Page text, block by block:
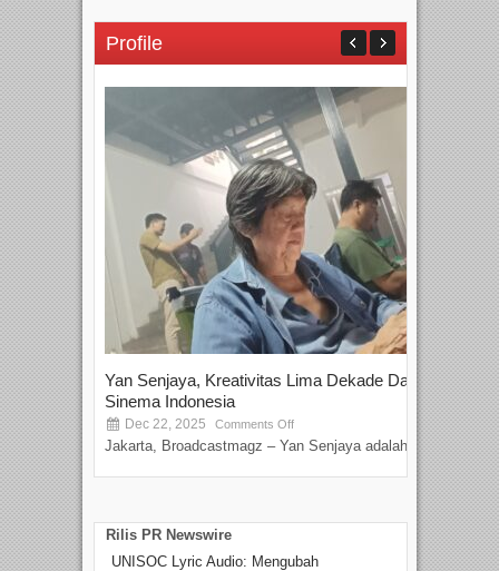
Profile
Yan Senjaya, Kreativitas Lima Dekade Dalam
Sinema Indonesia
Dec 22, 2025 Comments Off
Jakarta, Broadcastmagz – Yan Senjaya adalah...
Rilis PR Newswire
UNISOC Lyric Audio: Mengubah